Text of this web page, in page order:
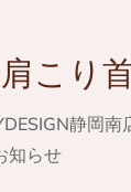
こり
静岡南
知らせ